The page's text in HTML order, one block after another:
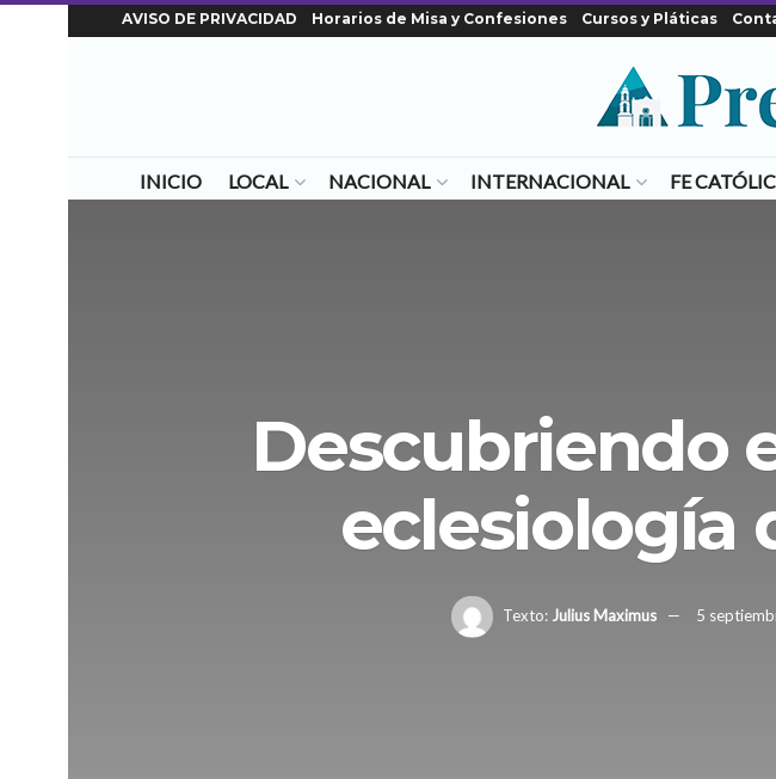
AVISO DE PRIVACIDAD Horarios de Misa y Confesiones Cursos y Pláticas
INICIO LOCAL NACIONAL INTERNACIONAL FE
Descubriendo
eclesiología
Texto: Julius Maximus 5